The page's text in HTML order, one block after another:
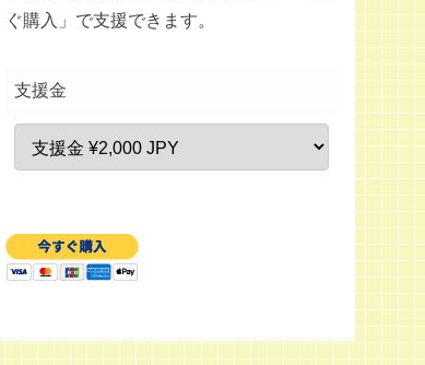
ぐ購入」で支援できます。
支援金